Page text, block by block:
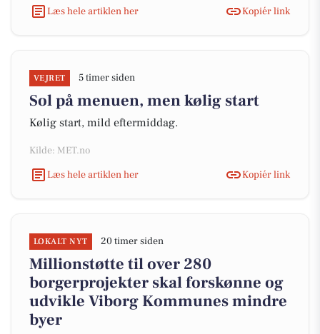
Læs hele artiklen her
Kopiér link
VEJRET 5 timer siden
Sol på menuen, men kølig start
Kølig start, mild eftermiddag.
Kilde: MET.no
Læs hele artiklen her
Kopiér link
LOKALT NYT 20 timer siden
Millionstøtte til over 280
borgerprojekter skal forskønne og
udvikle Viborg Kommunes mindre
byer